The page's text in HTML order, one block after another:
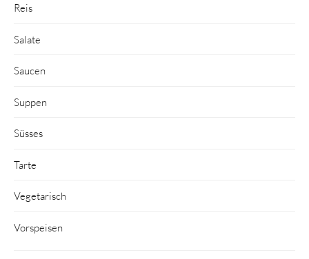
Reis
Salate
Saucen
Suppen
Süsses
Tarte
Vegetarisch
Vorspeisen